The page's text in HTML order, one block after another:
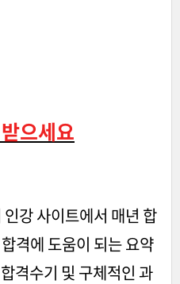
으세요
강 사이트에서 매년 합
격에 도움이 되는 요약
격수기 및 구체적인 과